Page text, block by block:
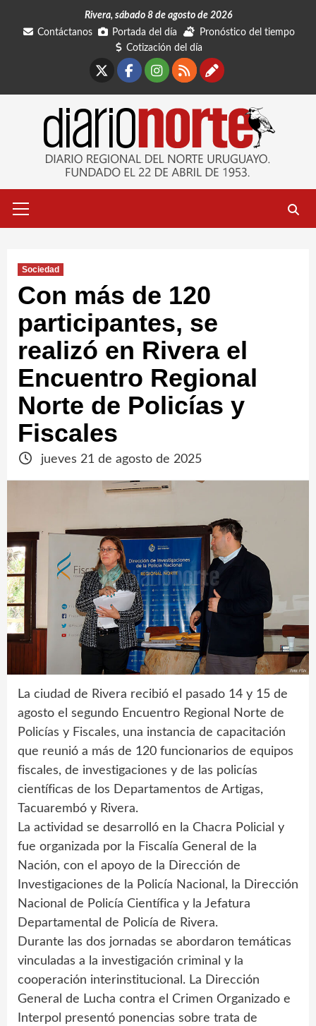
Rivera, sábado 8 de agosto de 2026
Contáctanos
Portada del día
Pronóstico del tiempo
Cotización del día
Facebook
Instagram
RSSContáctanos
primario
Sociedad
Con más de 120
participantes, se
realizó en Rivera el
Encuentro Regional
Norte de Policías y
Fiscales
jueves 21 de agosto de 2025
La ciudad de Rivera recibió el pasado 14 y 15 de
agosto el segundo Encuentro Regional Norte de
Policías y Fiscales, una instancia de capacitación
que reunió a más de 120 funcionarios de equipos
fiscales, de investigaciones y de las policías
científicas de los Departamentos de Artigas,
Tacuarembó y Rivera.
La actividad se desarrolló en la Chacra Policial y
fue organizada por la Fiscalía General de la
Nación, con el apoyo de la Dirección de
Investigaciones de la Policía Nacional, la Dirección
Nacional de Policía Científica y la Jefatura
Departamental de Policía de Rivera.
Durante las dos jornadas se abordaron temáticas
vinculadas a la investigación criminal y la
cooperación interinstitucional. La Dirección
General de Lucha contra el Crimen Organizado e
Interpol presentó ponencias sobre trata de